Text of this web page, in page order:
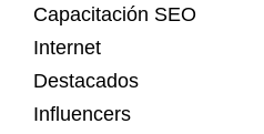
Capacitación SEO
Internet
Destacados
Influencers